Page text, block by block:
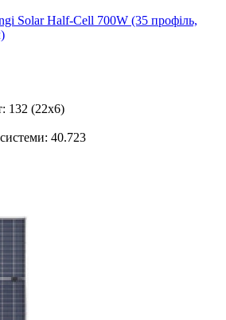
Solar Half-Cell 700W (35 профіль,
132 (22х6)
40.723